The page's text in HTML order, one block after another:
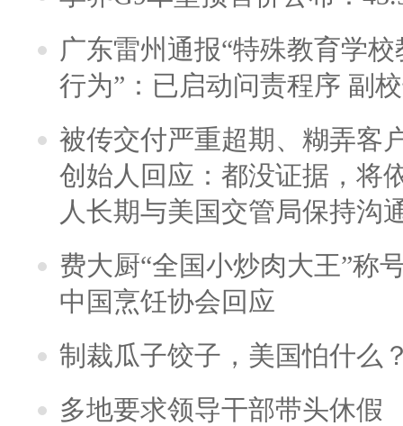
广东雷州通报“特殊教育学
行为”：已启动问责程序 副
被传交付严重超期、糊弄客
创始人回应：都没证据，将
人长期与美国交管局保持沟
费大厨“全国小炒肉大王”称
中国烹饪协会回应
制裁瓜子饺子，美国怕什么
多地要求领导干部带头休假